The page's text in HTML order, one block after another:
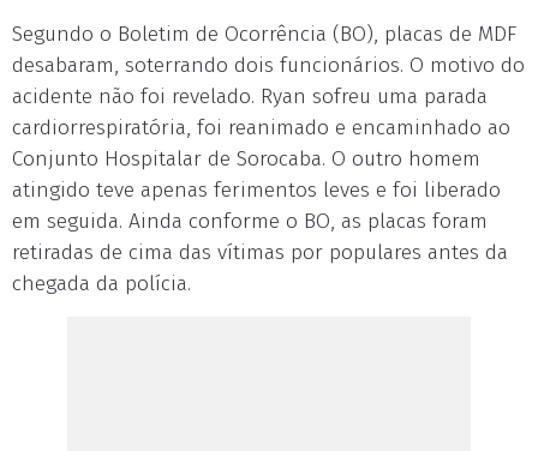
Segundo o Boletim de Ocorrência (BO), placas de MDF
desabaram, soterrando dois funcionários. O motivo do
acidente não foi revelado. Ryan sofreu uma parada
cardiorrespiratória, foi reanimado e encaminhado ao
Conjunto Hospitalar de Sorocaba. O outro homem
atingido teve apenas ferimentos leves e foi liberado
em seguida. Ainda conforme o BO, as placas foram
retiradas de cima das vítimas por populares antes da
chegada da polícia.